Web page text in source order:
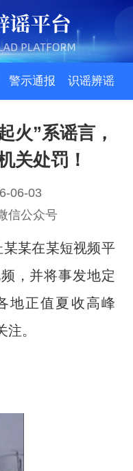
警示通报 识谣辨谣
火”系谣言，
关处罚！
06-03
信公众号
某在某短视频平
，并将事发地定
地正值夏收高峰
。